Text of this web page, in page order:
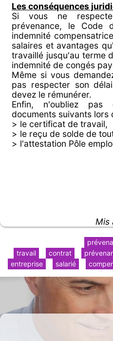
Les conséquences
Si vous ne
prévenance, le Code
indemnité
salaires et avantages
travaillé jusqu'au terme
indemnité de congés
Même si vous
pas respecter son
devez le rémunérer.
Enfin, n'oubliez
documents suivants lors
> le certificat de travail,
> le reçu de solde de
> l'attestation Pôle
Mis
contrat
travail
salarié
entreprise